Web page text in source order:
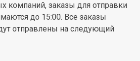
компаний, заказы для отправки
до 15:00. Все заказы
отправлены на следующий